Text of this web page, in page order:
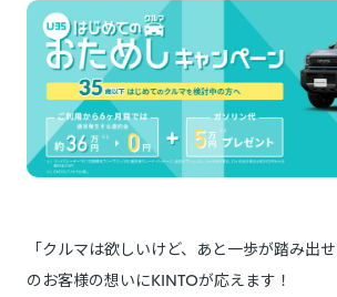
「クルマは欲しいけど、あと一歩が踏み出
のお客様の想いにKINTOが応えます！